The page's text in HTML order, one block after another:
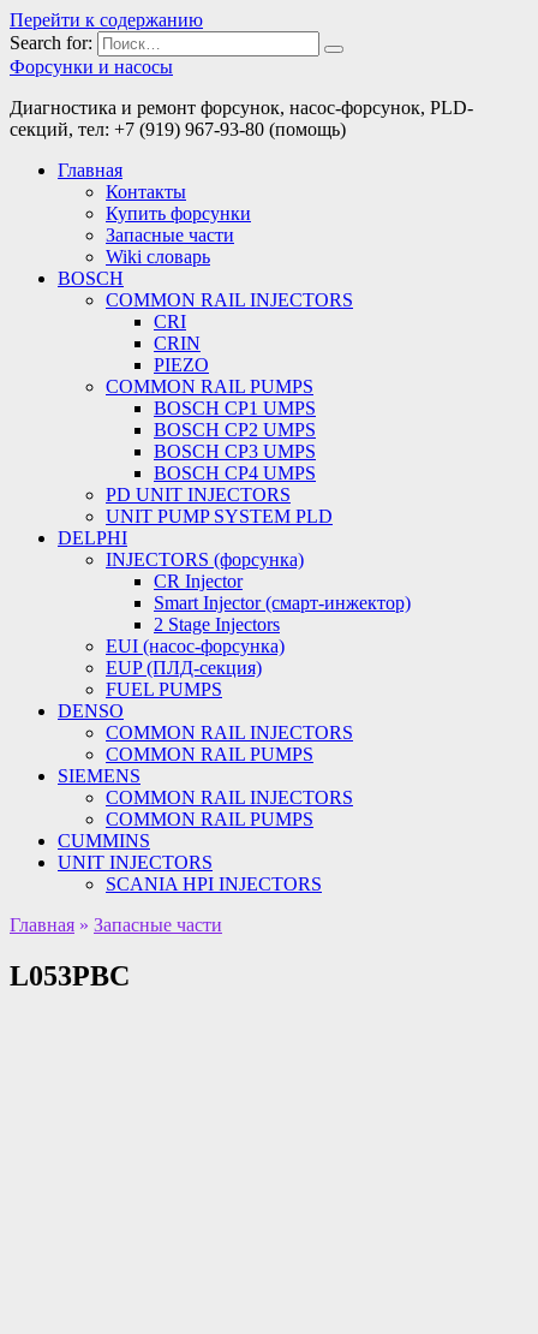
Перейти к содержанию
Search for:
Форсунки и насосы
Диагностика и ремонт форсунок, насос-форсунок, PLD-
секций, тел: +7 (919) 967-93-80 (помощь)
Главная
Контакты
Купить форсунки
Запасные части
Wiki словарь
BOSCH
COMMON RAIL INJECTORS
CRI
CRIN
PIEZO
COMMON RAIL PUMPS
BOSCH CP1 UMPS
BOSCH CP2 UMPS
BOSCH CP3 UMPS
BOSCH CP4 UMPS
PD UNIT INJECTORS
UNIT PUMP SYSTEM PLD
DELPHI
INJECTORS (форсунка)
CR Injector
Smart Injector (смарт-инжектор)
2 Stage Injectors
EUI (насос-форсунка)
EUP (ПЛД-секция)
FUEL PUMPS
DENSO
COMMON RAIL INJECTORS
COMMON RAIL PUMPS
SIEMENS
COMMON RAIL INJECTORS
COMMON RAIL PUMPS
CUMMINS
UNIT INJECTORS
SCANIA HPI INJECTORS
Главная » Запасные части
L053PBC